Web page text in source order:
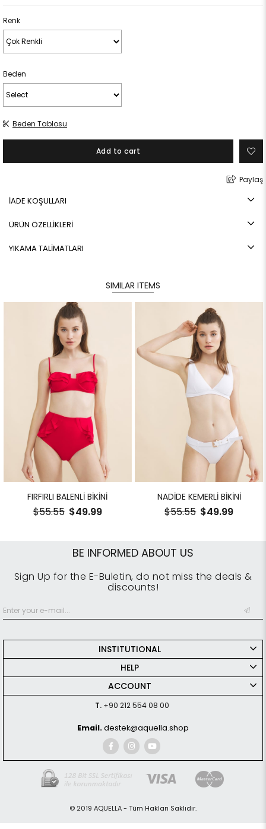
Renk
Beden
Beden Tablosu
Paylaş
İADE KOŞULLARI
ÜRÜN ÖZELLİKLERİ
YIKAMA TALİMATLARI
SIMILAR ITEMS
FIRFIRLI BALENLİ BİKİNİ
$49.99
$55.55
NADİDE KEMERLİ BİKİNİ
$49.99
$55.55
BE INFORMED ABOUT US
Sign Up for the E-Buletin, do not miss the deals &
discounts!
INSTITUTIONAL
HELP
ACCOUNT
T. +90 212 554 08 00
Email.destek@aquella.shop
© 2019 AQUELLA - Tüm Hakları Saklıdır.